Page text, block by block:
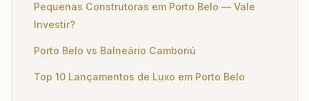
Pequenas Construtoras em Porto Belo — Vale
Investir?
Porto Belo vs Balneário Camboriú
Top 10 Lançamentos de Luxo em Porto Belo